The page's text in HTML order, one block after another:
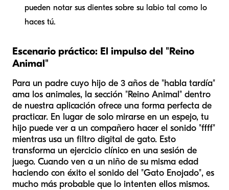
pueden notar sus dientes sobre su labio tal como lo
haces tú.
Escenario práctico: El impulso del "Reino
Animal"
Para un padre cuyo hijo de 3 años de "habla tardía"
ama los animales, la sección "Reino Animal" dentro
de nuestra aplicación ofrece una forma perfecta de
practicar. En lugar de solo mirarse en un espejo, tu
hijo puede ver a un compañero hacer el sonido "ffff"
mientras usa un filtro digital de gato. Esto
transforma un ejercicio clínico en una sesión de
juego. Cuando ven a un niño de su misma edad
haciendo con éxito el sonido del "Gato Enojado", es
mucho más probable que lo intenten ellos mismos.